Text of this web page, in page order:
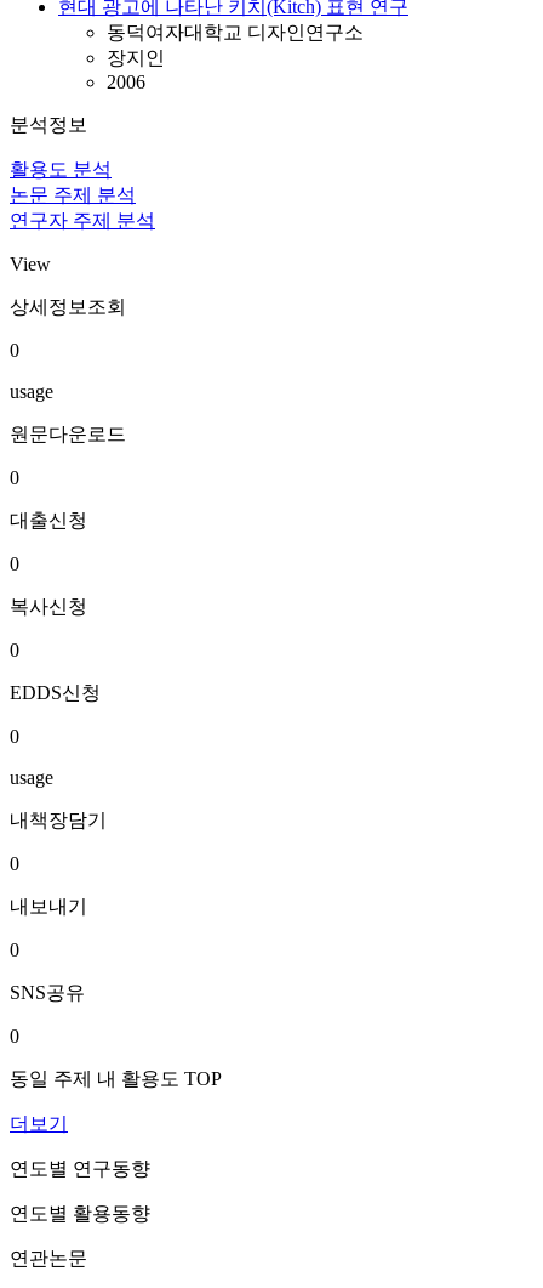
현대 광고에 나타난 키치(Kitch) 표현 연구
동덕여자대학교 디자인연구소
장지인
2006
분석정보
활용도 분석
논문 주제 분석
연구자 주제 분석
View
상세정보조회
0
usage
원문다운로드
0
대출신청
0
복사신청
0
EDDS신청
0
usage
내책장담기
0
내보내기
0
SNS공유
0
동일 주제 내 활용도 TOP
더보기
연도별 연구동향
연도별 활용동향
연관논문